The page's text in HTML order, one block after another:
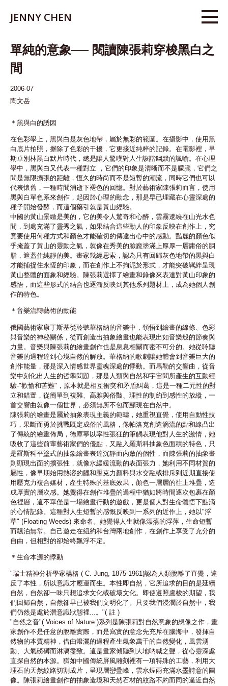
JENNY CHEN
單純的意象── 閱讀陳張莉穿梭黑白之
間
2006-07
陶文岳
＊黑與白的誘因
在色彩學上，黑與白是灰色地帶，屬於無彩的範圍。在攝影中，使用黑
白底片拍照，摒除了色彩的干擾，它更接近純粹的記錄。在電影裡，早
期卓別林黑白默片時代，總是讓人驚嘆對人生詼諧幽默的諷喻。在心理
學中，黑與白又代表一種對立 ，它們的印象是清晰而不是朦朧，它們之
間是無限擴張的距離，恆久的時尚而不是短暫的潮流，同時它們也可以
代表懷舊，一種時間消逝下褪色的回憶。對於藝術家陳張莉而言，使用
黑與白單色系來創作，起因於心理的動念，那是早已埋藏在心靈深處的
種子開始發酵，而這個藥引就是黃山經驗。
中國的黃山景緻是美的，它的美令人驚奇和心醉，雲霧遼繞在山光水色
間，到處充滿了靈秀之氣，如果結合這些動人的印象反映在創作上，究
竟要使用何種方式和顏色才能確切的傳達出心中的感動。豔麗的顏色似
乎掩蓋了黃山的靈動之氣，就像在秀美的臉龐塗滿上厚厚一層庸俗的胭
脂，遮蓋住純靜的美。畫家幾經思索，認為只有回歸灰色地帶的黑與白
才能捕捉住永恆的印象，而在創作上不拘泥於形式，才能突破羈絆呈現
黃山整體的面象和經驗。陳張莉選擇了繪畫和錄像來表達對黃山印象的
感悟，而這些形式的結合也逐漸反映到其他系列題材上，成為她個人創
作的特色。
＊音樂流轉藝術的動能
俄國藝術家康丁斯基從聆聽華格納的音樂中，領悟到繪畫的線條、色彩
與音樂的神秘關係，從而創造出抽象繪畫也能表現出如音樂般的節奏與
力量。音樂與陳張莉的繪畫創作也是息息相關而密不可分的。她從聆聽
音樂的過程達到心境自然的解放。華格納的歌劇讓她體會到音樂巨大的
創作能量，那是深入情感世界靈魂深處的悸動。而馬勒的交響曲，從音
樂中刻化出人生的哲學問題，那是人類與自然和宇宙間所產生的互動經
驗-"歡愉和苦難"，原本就是相互衝突和矛盾糾葛，這是一種二元性的對
立和錯置，從簡單到複雜、高雅與俗豔、理性的制約到感性的放縱，一
首交響曲就像一個世界，必須無所不包而顯現在自然中。
陳張莉的繪畫是屬於抽象表現主義的範疇，她重視直覺，使用自動性技
巧，果斷而勇於挑戰既定成俗的風格，像帕洛克創造滴流的點和線凸出
了傳統的繪畫佈局，德庫寧以率性張狂的筆觸表現他對人生的激情，她
吸收了這些前輩藝術家們的優點，又融入羅斯科抽象色面積的特色，只
是羅斯科平塗式的抽象繪畫表達沉靜而內斂的個性，而陳張莉的抽象畫
則顯現出面的擴張性，就像水緩緩流動的表面張力，她利用不同材質的
屬性，像早期始用熱溶的臘和壓克力顏料與水交融或排斥到近期直接使
用壓克力複合媒材，產生特殊的基底效果，顏色一層層的往上堆疊，造
成厚實的層次感。她覺得在創作堆疊的過程中猶如將時間逐次包裹在顏
色裡層，這不單僅是一場繪畫行動的遊戲，更是個人對生命體悟下點滴
的心情記錄。這種對人生短暫的感慨反映到一系列的近作上，她以"浮
草" (Floating Weeds) 來命名。她覺得人生就像漂蕩的浮萍，生命短暫
而飄泊無常。自己遊走在紐約和台灣兩地創作，在創作上享受了充分的
自由，但相對的卻始終飄浮不定。
＊生命本源的悸動
"瑞士精神分析學家楊格 ( C. Jung, 1875-1961)認為人類脫離了直覺，違
反了本性，所以意識才應運而生。本性即自然，它所追求的目的是延續
自然，自然卻一味只想追求文化或破壞文化。即使遵照盧梭的期望，我
們回歸自然，自然卻早已被我們文明化了。只要我們浸潤於自然中，我
們仍然是處於潛意識狀態裡...。"( 註 )
"自然之音"( Voices of Nature )系列是陳張莉對自然意象的想像之作，畫
家創作不是任意的脫離實際，而是寫實的意念先充斥在腦海中，發揮自
然物的本質精神，借由潑灑的過程產生氣象萬千的自然變化，風雲湧
動、大氣磅礡而淋漓盡致。這是畫家傾聽到大地吶喊之聲，從心靈深處
直探自然的本源。猶如中國傳統屏風雕刻裡有一項特殊的工藝，利用大
理石的天然紋路切割成片，呈現層巒疊峰，雲水煙雨充滿水墨詩意的圖
像。陳張莉繪畫創作的抽象造境和天然石材的紋路不約而同的逼近自然